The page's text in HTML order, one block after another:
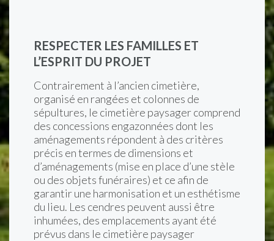
RESPECTER LES FAMILLES ET
L’ESPRIT DU PROJET
Contrairement à l’ancien cimetière,
organisé en rangées et colonnes de
sépultures, le cimetière paysager comprend
des concessions engazonnées dont les
aménagements répondent à des critères
précis en termes de dimensions et
d’aménagements (mise en place d’une stèle
ou des objets funéraires) et ce afin de
garantir une harmonisation et un esthétisme
du lieu. Les cendres peuvent aussi être
inhumées, des emplacements ayant été
prévus dans le cimetière paysager